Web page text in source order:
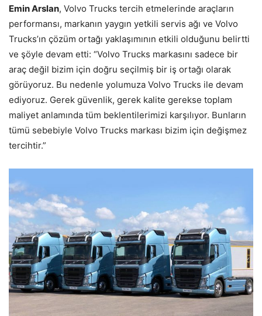
Emin Arslan, Volvo Trucks tercih etmelerinde araçların
performansı, markanın yaygın yetkili servis ağı ve Volvo
Trucks’ın çözüm ortağı yaklaşımının etkili olduğunu belirtti
ve şöyle devam etti: “Volvo Trucks markasını sadece bir
araç değil bizim için doğru seçilmiş bir iş ortağı olarak
görüyoruz. Bu nedenle yolumuza Volvo Trucks ile devam
ediyoruz. Gerek güvenlik, gerek kalite gerekse toplam
maliyet anlamında tüm beklentilerimizi karşılıyor. Bunların
tümü sebebiyle Volvo Trucks markası bizim için değişmez
tercihtir.”